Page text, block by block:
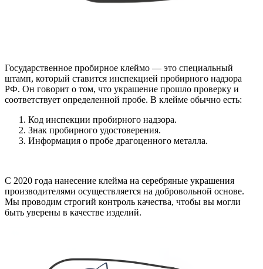
Государственное пробирное клеймо — это специальный
штамп, который ставится инспекцией пробирного надзора
РФ. Он говорит о том, что украшение прошло проверку и
соответствует определенной пробе. В клейме обычно есть:
Код инспекции пробирного надзора.
Знак пробирного удостоверения.
Информация о пробе драгоценного металла.
С 2020 года нанесение клейма на серебряные украшения
производителями осуществляется на добровольной основе.
Мы проводим строгий контроль качества, чтобы вы могли
быть уверены в качестве изделий.